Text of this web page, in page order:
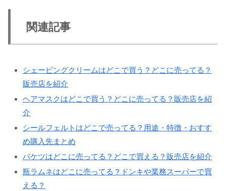
関連記事
シェービングクリームはどこで買う？どこに売ってる？
販売店を紹介
ヘアマスクはどこで買う？どこに売ってる？販売店を紹
介
シールフェルトはどこで売ってる？用途・特徴・おすす
め購入先まとめ
バケツはどこに売ってる？どこで買える？販売店を紹介
瓶ラムネはどこに売ってる？ドンキや業務スーパーで買
える？